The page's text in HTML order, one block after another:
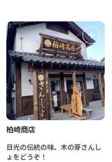
柏崎商店
日光の伝統の味、木の芽さんし
ょをどうぞ！